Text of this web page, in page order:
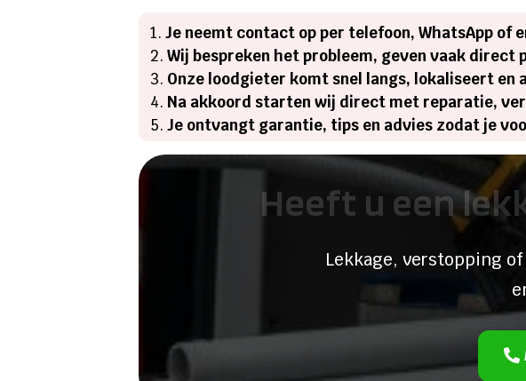
Je neemt contact op per telefoon, WhatsApp of
Wij bespreken het probleem, geven vaak direct
Onze loodgieter komt snel langs, lokaliseert en
Na akkoord starten wij direct met reparatie,
Je ontvangt garantie, tips en advies zodat je
Heeft u een
Lekkage, verstopping